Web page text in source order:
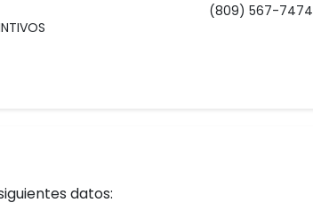
(809) 567-7474
datos: